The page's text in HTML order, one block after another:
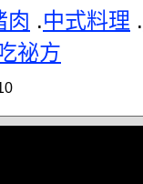
肉 .中式料理 .
祕方